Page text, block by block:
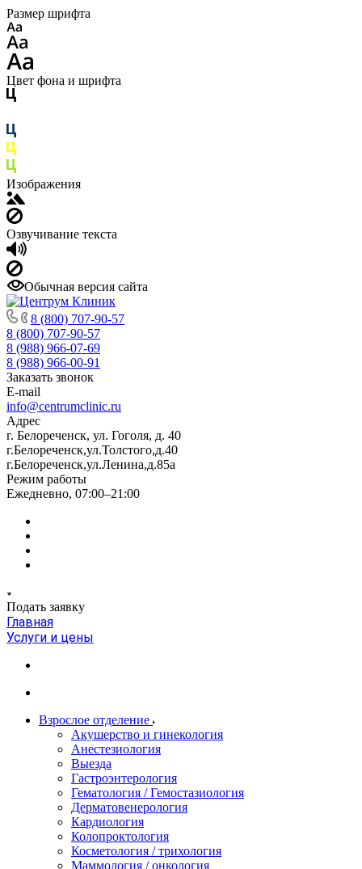
Размер шрифта
Цвет фона и шрифта
Изображения
Озвучивание текста
Обычная версия сайта
8 (800) 707-90-57
8 (800) 707-90-57
8 (988) 966-07-69
8 (988) 966-00-91
Заказать звонок
E-mail
info@centrumclinic.ru
Адрес
г. Белореченск, ул. Гоголя, д. 40
г.Белореченск,ул.Толстого,д.40
г.Белореченск,ул.Ленина,д.85а
Режим работы
Ежедневно, 07:00–21:00
Подать заявку
Главная
Услуги и цены
Взрослое отделение
Акушерство и гинекология
Анестезиология
Выезда
Гастроэнтерология
Гематология / Гемостазиология
Дерматовенерология
Кардиология
Колопроктология
Косметология / трихология
Маммология / онкология